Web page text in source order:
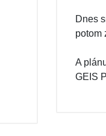
Dnes
potom
A
GEIS